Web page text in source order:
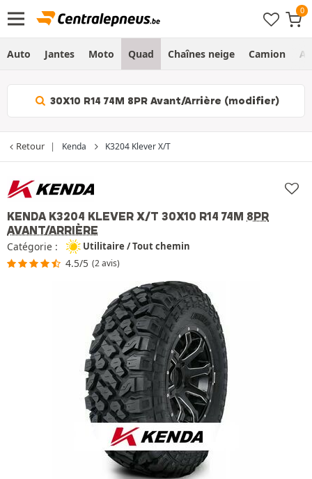
Auto Jantes Moto Quad Chaînes neige Camion
30X10 R14 74M 8PR Avant/Arrière (modifier)
Retour Kenda K3204 Klever X/T
KENDA K3204 KLEVER X/T 30X10 R14 74M 8PR
AVANT/ARRIÈRE
Catégorie : Utilitaire / Tout chemin
4.5/5 (2 avis)